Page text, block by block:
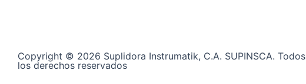
Copyright © 2026 Suplidora Instrumatik, C.A. SUPINSCA. Todos
los derechos reservados